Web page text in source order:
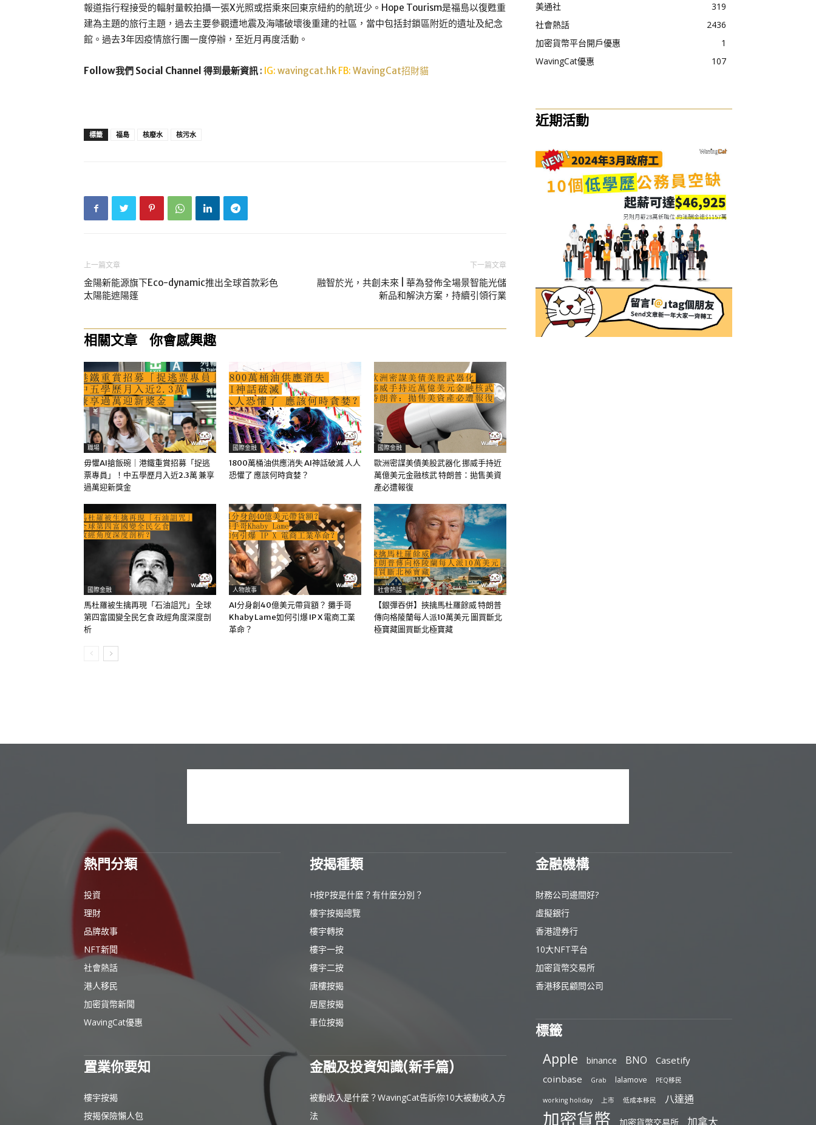
報道指行程接受的輻射量較拍攝一張X光照或搭乘來回東京紐約的航班少。Hope Tourism是福島以復甦重
建為主題的旅行主題，過去主要參觀遭地震及海嘯破壞後重建的社區，當中包括封鎖區附近的遺址及紀念
館。過去3年因疫情旅行團一度停辦，至近月再度活動。
Follow我們 Social Channel 得到最新資訊 : IG: wavingcat.hkFB: WavingCat招財貓
標籤 福島 核廢水 核污水
上一篇文章
金陽新能源旗下Eco-dynamic推出全球首款彩色
太陽能遮陽篷
下一篇文章
融智於光，共創未來 | 華為發佈全場景智能光儲
新品和解決方案，持續引領行業
相關文章 你會感興趣
職場
毋懼AI搶飯碗｜港鐵重賞招募「捉逃
票專員」！中五學歷月入近2.3萬 兼享
過萬迎新獎金
國際金融
1800萬桶油供應消失 AI神話破滅 人人
恐懼了 應該何時貪婪？
國際金融
歐洲密謀美債美股武器化 挪威手持近
萬億美元金融核武 特朗普：拋售美資
產必遭報復
國際金融
馬杜羅被生擒再現「石油詛咒」 全球
第四富國變全民乞食 政經角度深度剖
析
人物故事
AI分身創40億美元帶貨額？ 攤手哥
Khaby Lame如何引爆 IP X 電商工業
革命？
社會熱話
【銀彈吞併】挾擒馬杜羅餘威 特朗普
傳向格陵蘭每人派10萬美元 圖買斷北
極寶藏圖買斷北極寶藏
美通社
319
社會熱話
2436
加密貨幣平台開戶優惠
1
WavingCat優惠
107
近期活動
熱門分類
投資
理財
品牌故事
NFT新聞
社會熱話
港人移民
加密貨幣新聞
WavingCat優惠
置業你要知
樓宇按揭
按揭保險懶人包
按揭種類
H按P按是什麼？有什麼分別？
樓宇按揭總覽
樓宇轉按
樓宇一按
樓宇二按
唐樓按揭
居屋按揭
車位按揭
金融及投資知識(新手篇)
被動收入是什麼？WavingCat告訴你10大被動收入方
法
金融機構
財務公司邊間好?
虛擬銀行
香港證券行
10大NFT平台
加密貨幣交易所
香港移民顧問公司
標籤
Apple binance BNO
Casetify
coinbase
Grab lalamove PEQ移民
working holiday 上市 低成本移民 八達通
加密貨幣 加密貨幣交易所 加拿大